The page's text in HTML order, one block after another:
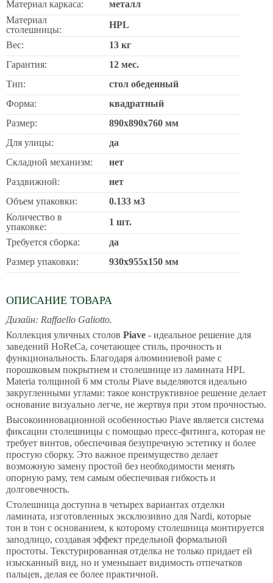
Материал каркаса:
металл
Материал
столешницы:
HPL
Вес:
13 кг
Гарантия:
12 мес.
Тип:
стол обеденный
Форма:
квадратный
Размер:
890х890х760 мм
Для улицы:
да
Складной механизм:
нет
Раздвижной:
нет
Объем упаковки:
0.133 м3
Количество в
упаковке:
1 шт.
Требуется сборка:
да
Размер упаковки:
930х955х150 мм
ОПИСАНИЕ ТОВАРА
Дизайн: Raffaello Galiotto.
Коллекция уличных столов Piave - идеальное решение для
заведений HoReCa, сочетающее стиль, прочность и
функциональность. Благодаря алюминиевой раме с
порошковым покрытием и столешнице из ламината HPL
Materia толщиной 6 мм столы Piave выделяются идеально
закругленными углами: такое конструктивное решение делает
основание визуально легче, не жертвуя при этом прочностью.
Высокоинновационной особенностью Piave является система
фиксации столешницы с помощью пресс-фитинга, которая не
требует винтов, обеспечивая безупречную эстетику и более
простую сборку. Это важное преимущество делает
возможную замену простой без необходимости менять
опорную раму, тем самым обеспечивая гибкость и
долговечность.
Столешница доступна в четырех вариантах отделки
ламината, изготовленных эксклюзивно для Nardi, которые
тон в тон с основанием, к которому столешница монтируется
заподлицо, создавая эффект предельной формальной
простоты. Текстурированная отделка не только придает ей
изысканный вид, но и уменьшает видимость отпечатков
пальцев, делая ее более практичной.